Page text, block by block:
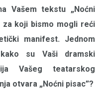
Vašem tekstu „Noćni
za koji bismo mogli reći
manifest. Jednom
su Vaši dramski
Vašeg teatarskog
otvara „Noćni pisac”?